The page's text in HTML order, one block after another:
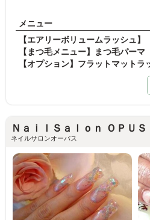
メニュー
【まつ毛メニュー】まつ毛パー
【オプション】フラットマットラ
ＮａｉｌＳａｌｏｎ ＯＰＵＳ
ネイルサロンオーパス